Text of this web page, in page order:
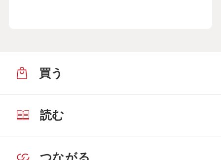
買う
読む
つながる